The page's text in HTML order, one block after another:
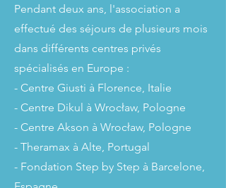
Pendant deux ans, l'association a
effectué des séjours de plusieurs mois
dans différents centres privés
spécialisés en Europe :
- Centre Giusti à Florence, Italie
- Centre Dikul à Wrocław, Pologne
- Centre Akson à Wrocław, Pologne
- Theramax à Alte, Portugal
- Fondation Step by Step à Barcelone,